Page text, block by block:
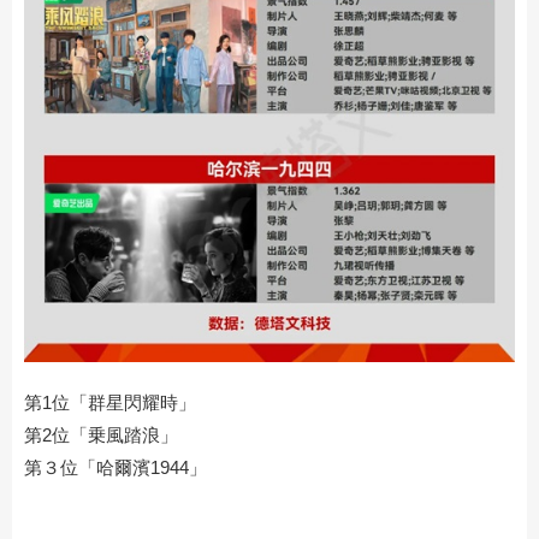
第1位「群星閃耀時」
第2位「乗風踏浪」
第３位「哈爾濱1944」